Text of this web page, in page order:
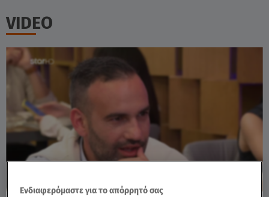
VIDEO
Ενδιαφερόμαστε για το απόρρητό σας